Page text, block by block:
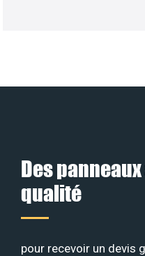
Des
qualité
pour recevoir un devis